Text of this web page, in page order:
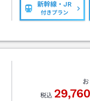
新幹線・JR
付きプラン
税込 29,760